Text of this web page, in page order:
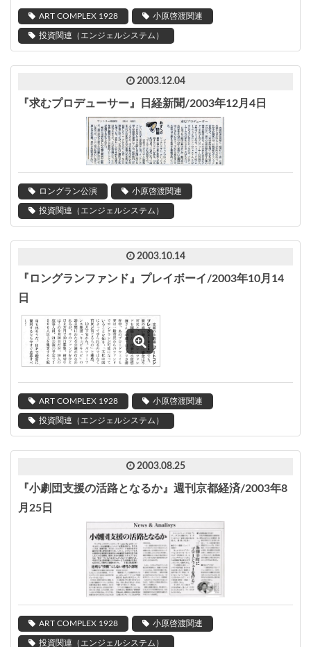
ART COMPLEX 1928 小原啓渡関連
投資関連（エンジェルシステム）
2003.12.04
『求むプロデューサー』日経新聞/2003年12月4日
ロングラン公演 小原啓渡関連
投資関連（エンジェルシステム）
2003.10.14
『ロングランファンド』プレイボーイ/2003年10月14
日
ART COMPLEX 1928 小原啓渡関連
投資関連（エンジェルシステム）
2003.08.25
『小劇団支援の活路となるか』週刊京都経済/2003年8
月25日
ART COMPLEX 1928 小原啓渡関連
投資関連（エンジェルシステム）